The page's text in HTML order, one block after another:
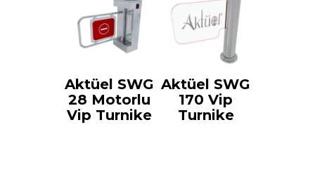
Aktüel SWG
28 Motorlu
Vip Turnike
Aktüel SWG
170 Vip
Turnike